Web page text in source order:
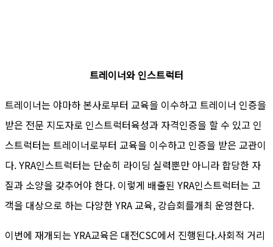
트레이너와 인스트럭터
트레이너는 야마하 본사로부터 교육을 이수하고 트레이너 인증을
받은 전문 지도자로 인스트럭터육성과 자격인증을 할 수 있고 인
스트럭터는 트레이너로부터 교육을 이수하고 인증을 받은 교관이
다. YRA인스트럭터는 단순히 라이딩 실력뿐만 아니라 합당한 자
질과 소양을 갖추어야 한다. 이렇게 배출된 YRA인스트럭터는 고
객을 대상으로 하는 다양한 YRA 교육, 강습회를개최 운영한다.
이번에 재개되는 YRA교육은 대전CSC에서 진행된다.사회적 거리